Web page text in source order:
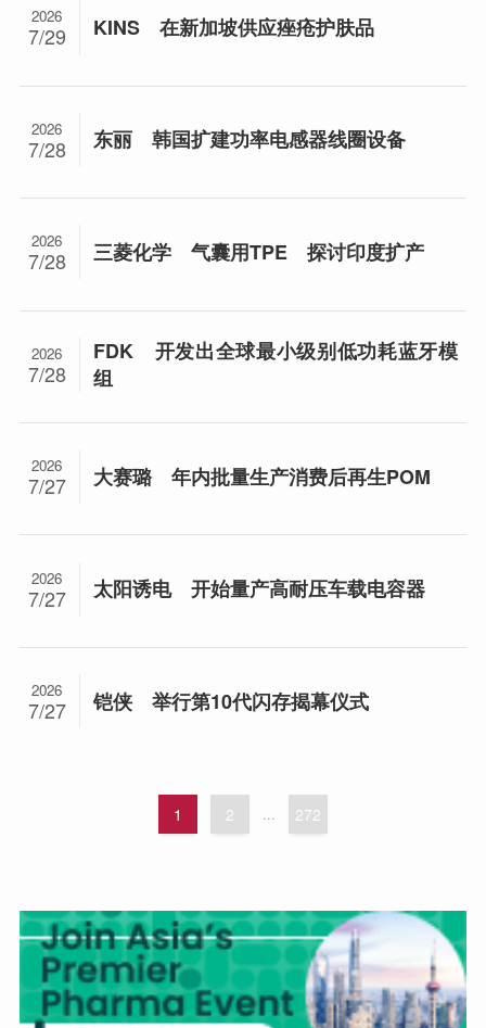
KINS 在新加坡供应痤疮护肤品
2026
7/29
东丽 韩国扩建功率电感器线圈设备
2026
7/28
三菱化学 气囊用TPE 探讨印度扩产
2026
7/28
FDK 开发出全球最小级别低功耗蓝牙模
组
2026
7/28
大赛璐 年内批量生产消费后再生POM
2026
7/27
太阳诱电 开始量产高耐压车载电容器
2026
7/27
铠侠 举行第10代闪存揭幕仪式
2026
7/27
1 2 ... 272